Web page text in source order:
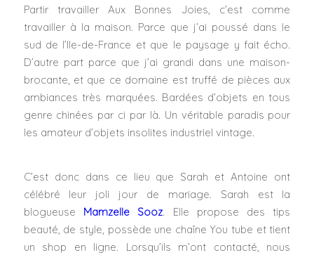
Partir travailler Aux Bonnes Joies, c’est comme
travailler à la maison. Parce que j’ai poussé dans le
sud de l’Ile-de-France et que le paysage y fait écho.
D’autre part parce que j’ai grandi dans une maison-
brocante, et que ce domaine est truffé de pièces aux
ambiances très marquées. Bardées d’objets en tous
genre chinées par ci par là. Un véritable paradis pour
les amateur d’objets insolites industriel vintage.
C’est donc dans ce lieu que Sarah et Antoine ont
célébré leur joli jour de mariage. Sarah est la
blogueuse Mamzelle Sooz. Elle propose des tips
beauté, de style, possède une chaîne You tube et tient
un shop en ligne. Lorsqu’ils m’ont contacté, nous